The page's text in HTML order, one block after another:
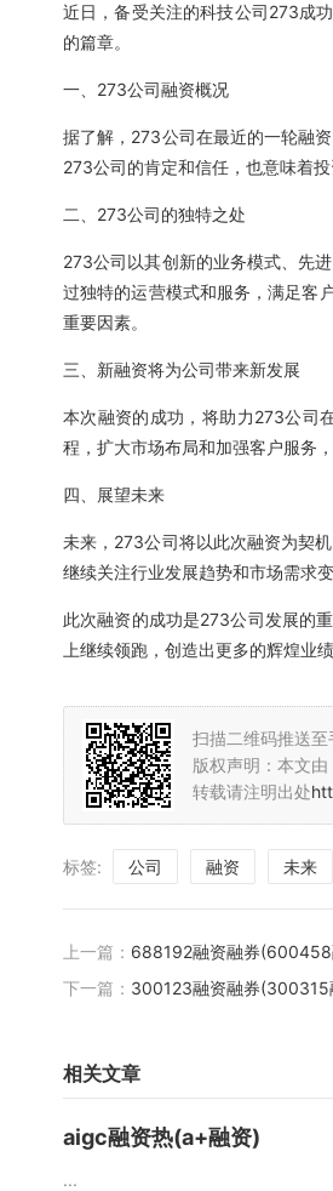
近日，备受关注的科技公司273成
的篇章。
一、273公司融资概况
据了解，273公司在最近的一轮融
273公司的肯定和信任，也意味着
二、273公司的独特之处
273公司以其创新的业务模式、先
过独特的运营模式和服务，满足客
重要因素。
三、新融资将为公司带来新发展
本次融资的成功，将助力273公司
程，扩大市场布局和加强客户服务
四、展望未来
未来，273公司将以此次融资为契
继续关注行业发展趋势和市场需求
此次融资的成功是273公司发展的
上继续领跑，创造出更多的辉煌业绩
扫描二维码推送至
版权声明：本文由
转载请注明出处
标签: 公司 融资 未来
上一篇： 688192融资融券(600458
下一篇： 300123融资融券(300315
相关文章
aigc融资热(a+融资)
...